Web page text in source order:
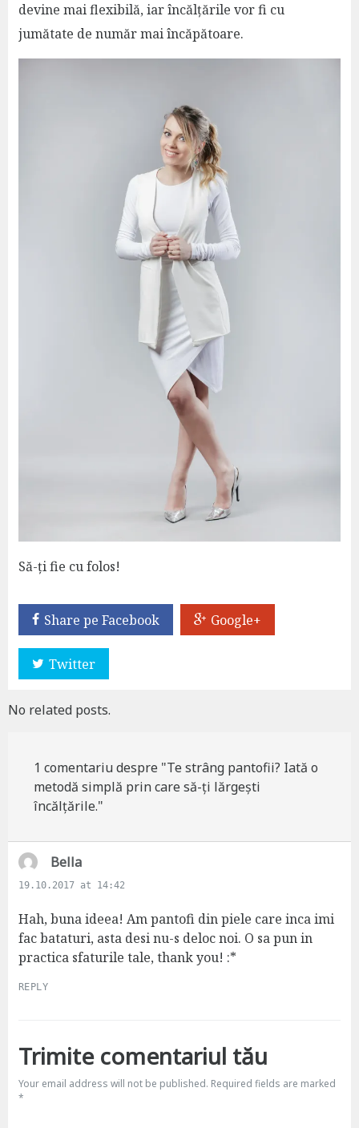
devine mai flexibilă, iar încălțările vor fi cu
jumătate de număr mai încăpătoare.
Să-ți fie cu folos!
Share pe Facebook Google+
Twitter
No related posts.
1 comentariu despre "Te strâng pantofii? Iată o
metodă simplă prin care să-ți lărgești
încălțările."
Bellas
a
s
:
19.10.2017 at 14:42
Hah, buna ideea! Am pantofi din piele care inca imi
fac bataturi, asta desi nu-s deloc noi. O sa pun in
practica sfaturile tale, thank you! :*
REPLY
Trimite comentariul tău
Your email address will not be published. Required fields are marked
*